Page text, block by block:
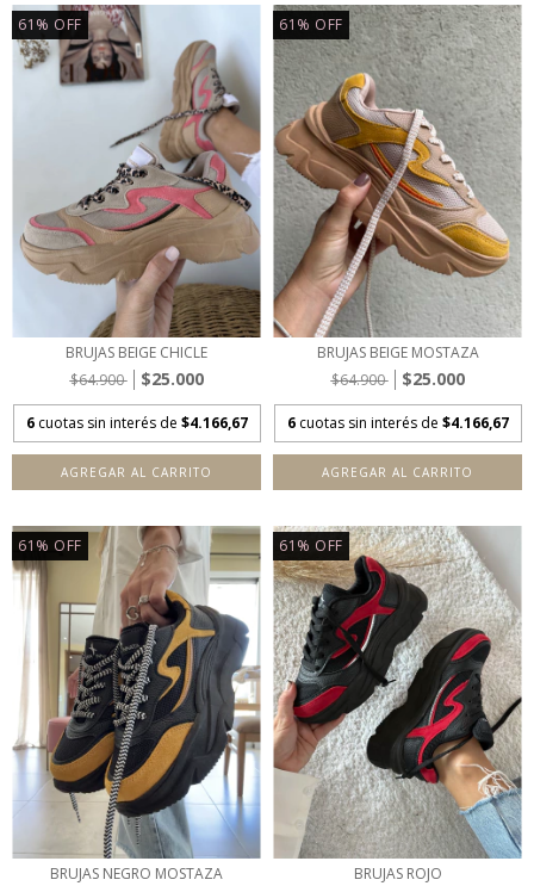
61 % OFF
BRUJAS BEIGE CHICLE
$64.900
$25.000
6 cuotas sin interés de $4.166,67
AGREGAR AL CARRITO
61 % OFF
BRUJAS BEIGE MOSTAZA
$64.900
$25.000
6 cuotas sin interés de $4.166,67
AGREGAR AL CARRITO
61 % OFF
BRUJAS NEGRO MOSTAZA
61 % OFF
BRUJAS ROJO